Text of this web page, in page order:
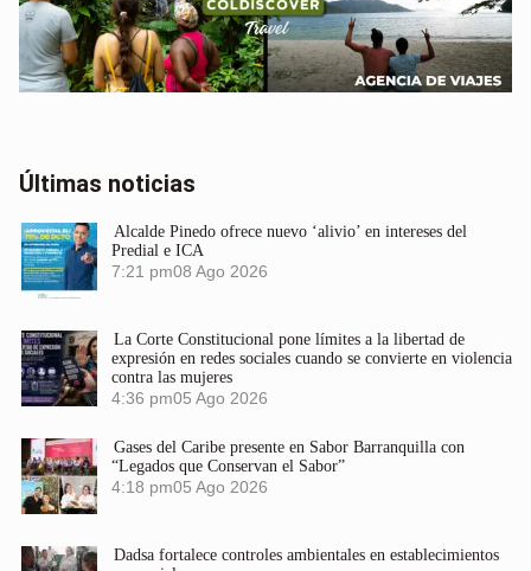
Últimas noticias
Alcalde Pinedo ofrece nuevo ‘alivio’ en intereses del
Predial e ICA
7:21 pm08 Ago 2026
La Corte Constitucional pone límites a la libertad de
expresión en redes sociales cuando se convierte en violencia
contra las mujeres
4:36 pm05 Ago 2026
Gases del Caribe presente en Sabor Barranquilla con
“Legados que Conservan el Sabor”
4:18 pm05 Ago 2026
Dadsa fortalece controles ambientales en establecimientos